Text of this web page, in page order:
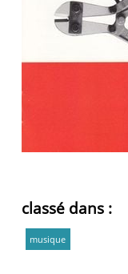
classé dans :
musique